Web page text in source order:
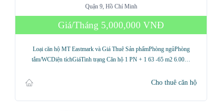
Quận 9, Hồ Chí Minh
Giá/Tháng 5,000,000 VNĐ
Loại căn hộ MT Eastmark và Giá Thuê Sản phẩmPhòng ngủPhòng
tắm/WCDiện tíchGiáTình trạng Căn hộ 1 PN + 1 63 -65 m2 6.00…
Cho thuê căn hộ